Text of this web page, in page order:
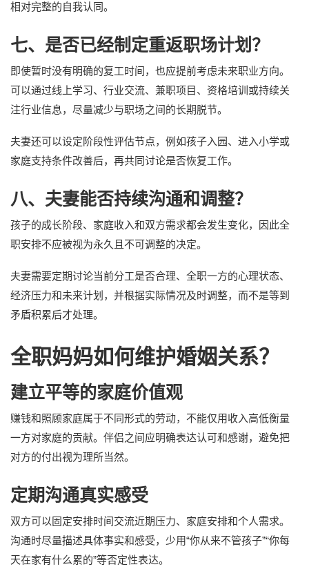
相对完整的自我认同。
七、是否已经制定重返职场计划？
即使暂时没有明确的复工时间，也应提前考虑未来职业方向。
可以通过线上学习、行业交流、兼职项目、资格培训或持续关
注行业信息，尽量减少与职场之间的长期脱节。
夫妻还可以设定阶段性评估节点，例如孩子入园、进入小学或
家庭支持条件改善后，再共同讨论是否恢复工作。
八、夫妻能否持续沟通和调整？
孩子的成长阶段、家庭收入和双方需求都会发生变化，因此全
职安排不应被视为永久且不可调整的决定。
夫妻需要定期讨论当前分工是否合理、全职一方的心理状态、
经济压力和未来计划，并根据实际情况及时调整，而不是等到
矛盾积累后才处理。
全职妈妈如何维护婚姻关系？
建立平等的家庭价值观
赚钱和照顾家庭属于不同形式的劳动，不能仅用收入高低衡量
一方对家庭的贡献。伴侣之间应明确表达认可和感谢，避免把
对方的付出视为理所当然。
定期沟通真实感受
双方可以固定安排时间交流近期压力、家庭安排和个人需求。
沟通时尽量描述具体事实和感受，少用“你从来不管孩子”“你每
天在家有什么累的”等否定性表达。